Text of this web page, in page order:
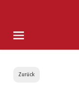
Zurück